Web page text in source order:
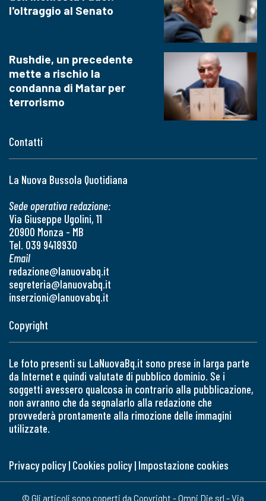
Contatti
La Nuova Bussola Quotidiana
Sede operativa redazione:
Via Giuseppe Ugolini, 11
20900 Monza - MB
Tel. 039 9418930
Email
redazione@lanuovabq.it
segreteria@lanuovabq.it
inserzioni@lanuovabq.it
l'oltraggio al Senato
Rushdie, un precedente
mette a rischio la
condanna di Matar per
terrorismo
Copyright
Le foto presenti su LaNuovaBq.it sono prese in larga parte
da Internet e quindi valutate di pubblico dominio. Se i
soggetti avessero qualcosa in contrario alla pubblicazione,
non avranno che da segnalarlo alla redazione che
provvederà prontamente alla rimozione delle immagini
utilizzate.
Privacy policy| Cookies policy| Impostazione cookies
© Gli articoli sono coperti da Copyright - Omni Die srl - Via